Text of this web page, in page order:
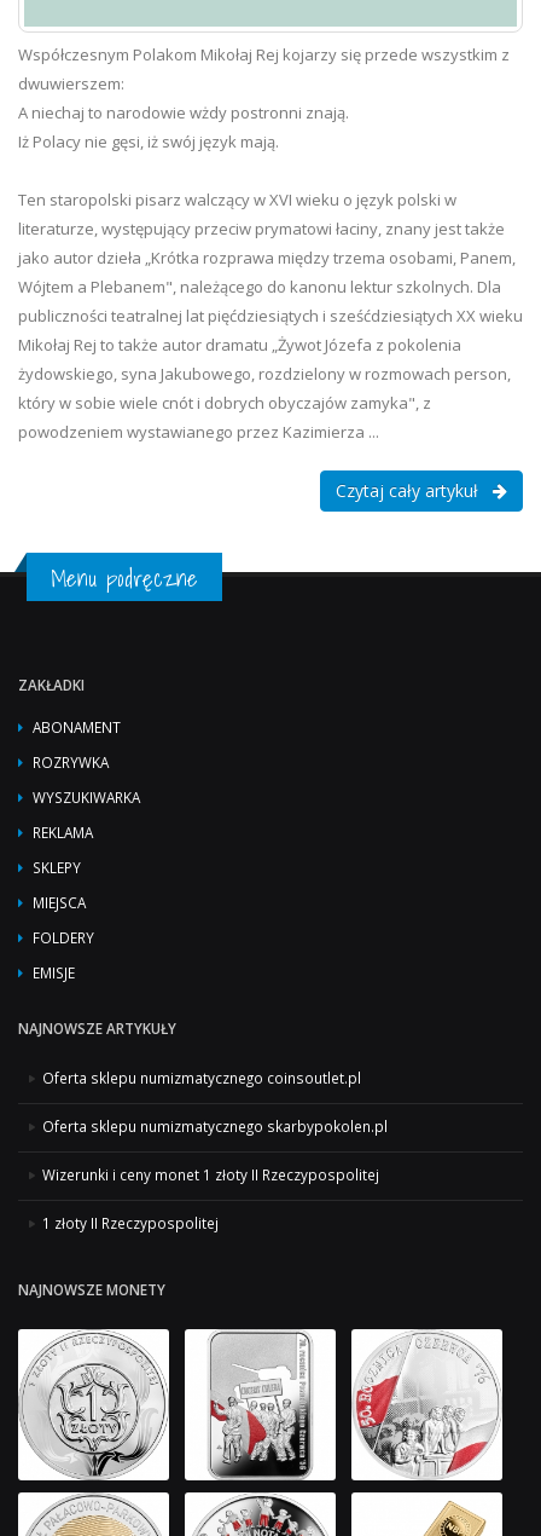
Współczesnym Polakom Mikołaj Rej kojarzy się przede wszystkim z
dwuwierszem:
A niechaj to narodowie wżdy postronni znają.
Iż Polacy nie gęsi, iż swój język mają.
Ten staropolski pisarz walczący w XVI wieku o język polski w
literaturze, występujący przeciw prymatowi łaciny, znany jest także
jako autor dzieła „Krótka rozprawa między trzema osobami, Panem,
Wójtem a Plebanem", należącego do kanonu lektur szkolnych. Dla
publiczności teatralnej lat pięćdziesiątych i sześćdziesiątych XX wieku
Mikołaj Rej to także autor dramatu „Żywot Józefa z pokolenia
żydowskiego, syna Jakubowego, rozdzielony w rozmowach person,
który w sobie wiele cnót i dobrych obyczajów zamyka", z
powodzeniem wystawianego przez Kazimierza ...
Czytaj cały artykuł
Menu podręczne
ZAKŁADKI
ABONAMENT
ROZRYWKA
WYSZUKIWARKA
REKLAMA
SKLEPY
MIEJSCA
FOLDERY
EMISJE
NAJNOWSZE ARTYKUŁY
Oferta sklepu numizmatycznego coinsoutlet.pl
Oferta sklepu numizmatycznego skarbypokolen.pl
Wizerunki i ceny monet 1 złoty II Rzeczypospolitej
1 złoty II Rzeczypospolitej
NAJNOWSZE MONETY